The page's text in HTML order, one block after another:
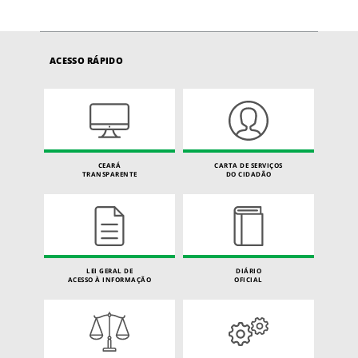
ACESSO RÁPIDO
CEARÁ
TRANSPARENTE
CARTA DE SERVIÇOS
DO CIDADÃO
LEI GERAL DE
ACESSO À INFORMAÇÃO
DIÁRIO
OFICIAL